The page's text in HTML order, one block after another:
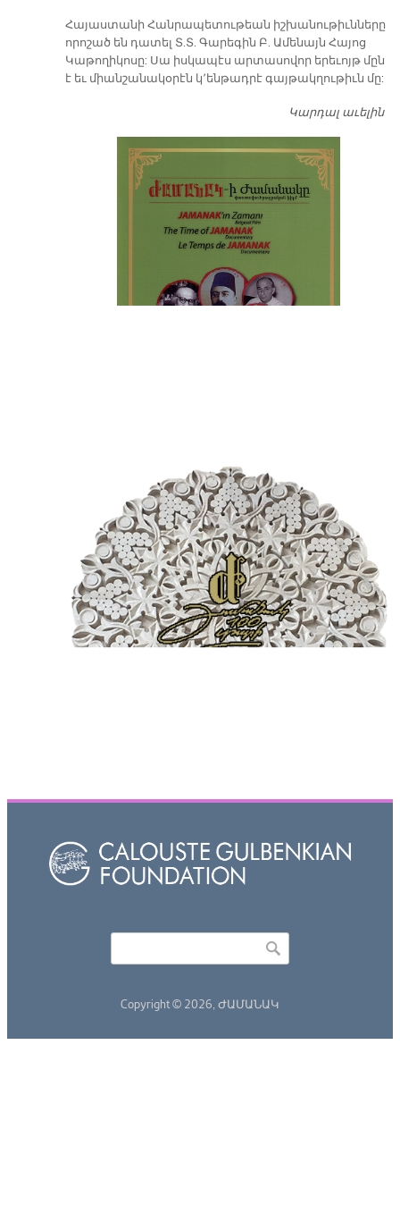
​Հայաստանի Հանրապետութեան իշխանութիւնները
որոշած են դատել Տ.Տ. Գարեգին Բ. Ամենայն Հայոց
Կաթողիկոսը: Սա իսկապէս արտասովոր երեւոյթ մըն
է եւ միանշանակօրէն կ՚ենթադրէ գայթակղութիւն մը:
Կարդալ աւելին
Copyright © 2026, ԺԱՄԱՆԱԿ